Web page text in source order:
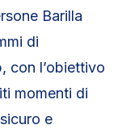
Barilla
di
con l’obiettivo
momenti di
e